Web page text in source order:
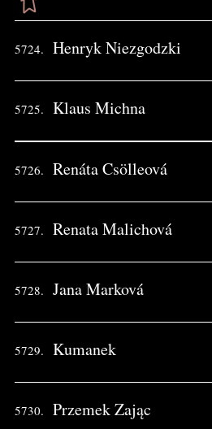
5724. Henryk Niezgodzki
5725. Klaus Michna
5726. Renáta Csölleová
5727. Renata Malichová
5728. Jana Marková
5729. Kumanek
5730. Przemek Zając